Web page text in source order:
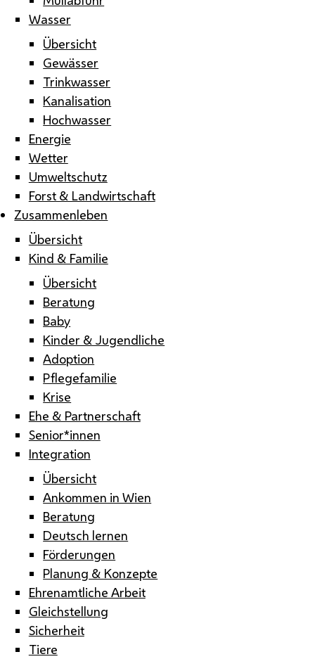
Wasser
Übersicht
Gewässer
Trinkwasser
Kanalisation
Hochwasser
Energie
Wetter
Umweltschutz
Forst & Landwirtschaft
Zusammenleben
Übersicht
Kind & Familie
Übersicht
Beratung
Baby
Kinder & Jugendliche
Adoption
Pflegefamilie
Krise
Ehe & Partnerschaft
Senior*innen
Integration
Übersicht
Ankommen in Wien
Beratung
Deutsch lernen
Förderungen
Planung & Konzepte
Ehrenamtliche Arbeit
Gleichstellung
Sicherheit
Tiere